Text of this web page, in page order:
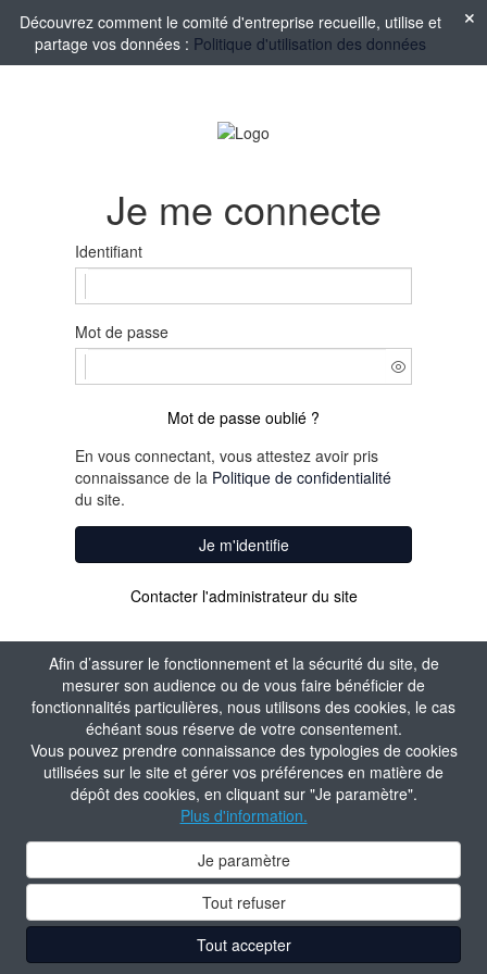
Afin d’assurer le fonctionnement et la sécurité du site, de
mesurer son audience ou de vous faire bénéficier de
fonctionnalités particulières, nous utilisons des cookies, le cas
échéant sous réserve de votre consentement.
Vous pouvez prendre connaissance des typologies de cookies
utilisées sur le site et gérer vos préférences en matière de
dépôt des cookies, en cliquant sur "Je paramètre".
Plus d'information.
Je paramètre
Tout refuser
Tout accepter
Découvrez comment le comité d'entreprise recueille, utilise et
partage vos données : Politique d'utilisation des données
Je me connecte
Identifiant
Mot de passe
Mot de passe oublié ?
En vous connectant, vous attestez avoir pris
connaissance de la Politique de confidentialité
du site.
Je m'identifie
Contacter l'administrateur du site